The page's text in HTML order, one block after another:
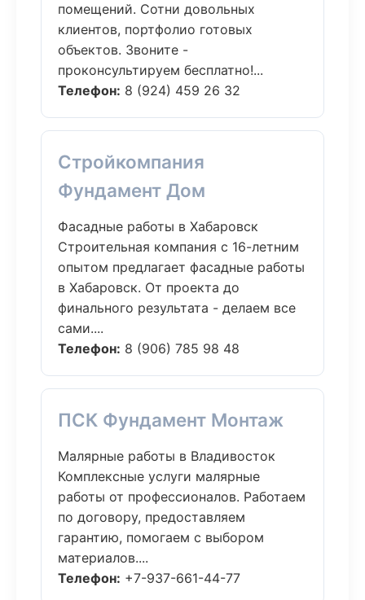
помещений. Сотни довольных
клиентов, портфолио готовых
объектов. Звоните -
проконсультируем бесплатно!...
Телефон: 8 (924) 459 26 32
Стройкомпания
Фундамент Дом
Фасадные работы в Хабаровск
Строительная компания с 16-летним
опытом предлагает фасадные работы
в Хабаровск. От проекта до
финального результата - делаем все
сами....
Телефон: 8 (906) 785 98 48
ПСК Фундамент Монтаж
Малярные работы в Владивосток
Комплексные услуги малярные
работы от профессионалов. Работаем
по договору, предоставляем
гарантию, помогаем с выбором
материалов....
Телефон: +7-937-661-44-77